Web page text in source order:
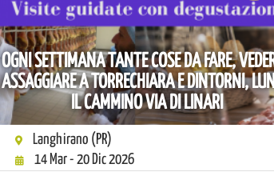
OGNI SETTIMANA TANTE COSE DA FARE,
ASSAGGIARE A TORRECHIARA E DINTORNI,
IL CAMMINO VIA DI LINARI
Langhirano (PR)
14 Mar - 20 Dic 2026